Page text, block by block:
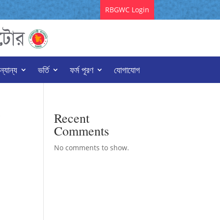
RBGWC Login
ভর্তি ফর্ম পূরণ যোগাযোগ
Recent
Comments
No comments to show.